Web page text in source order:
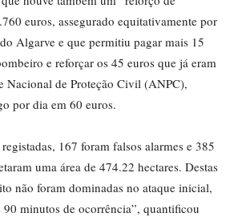
euros, assegurado equitativamente por
Algarve e que permitiu pagar mais 15
e reforçar os 45 euros que já eram
Nacional de Proteção Civil (ANPC),
por dia em 60 euros.
167 foram falsos alarmes e 385
uma área de 474.22 hectares. Destas
não foram dominadas no ataque inicial,
minutos de ocorrência”, quantificou